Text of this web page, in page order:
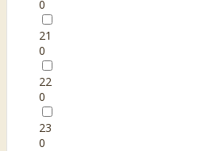
0
21
0
22
0
23
0